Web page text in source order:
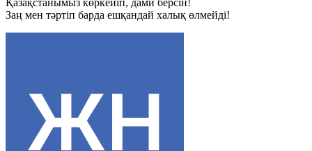
Қазақстанымыз көркейіп, дами берсін!
Заң мен тәртіп барда ешқандай халық өлмейді!